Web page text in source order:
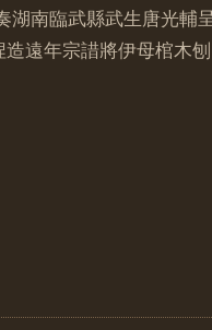
湖南臨武縣武生唐光輔
遠年宗諎將伊母棺木